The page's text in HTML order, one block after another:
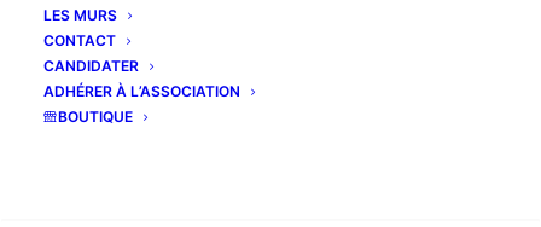
LES MURS
CONTACT
CANDIDATER
ADHÉRER À L’ASSOCIATION
BOUTIQUE